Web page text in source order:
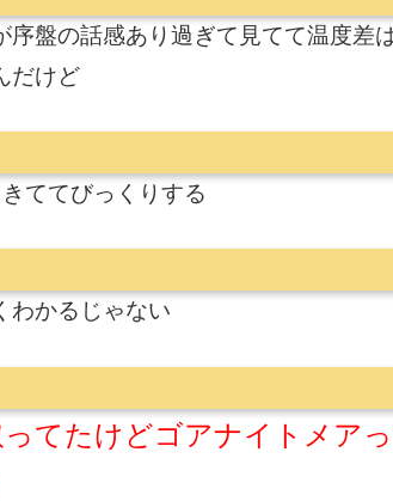
序盤の話感あり過ぎて見てて温度差
だけど
ててびっくりする
わかるじゃない
てたけどゴアナイトメア